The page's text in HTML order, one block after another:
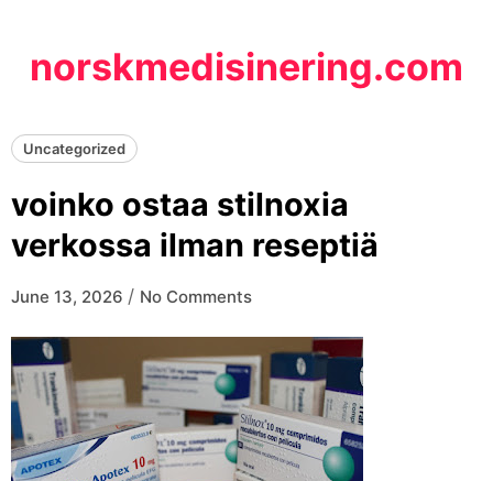
contentnorskmedisinering.com
Uncategorized
voinko ostaa stilnoxia
verkossa ilman reseptiä
June 13, 2026 / No Comments